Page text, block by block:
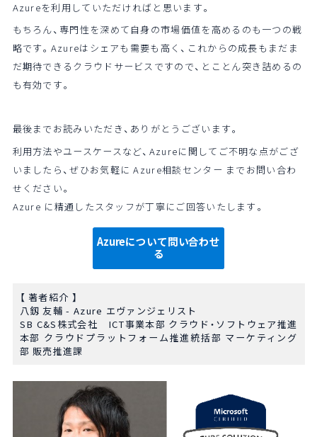
Azureを利用していただければと思います。
もちろん、専門性を深めて自身の市場価値を高めるのも一つの戦
略です。Azureはシェアも需要も高く、これからの成長もまだま
だ期待できるクラウドサービスですので、とことん突き詰めるの
も有効です。
最後までお読みいただき、ありがとうございます。
利用方法やユースケースなど、Azureに関してご不明な点がござ
いましたら、ぜひお気軽に Azure相談センター までお問い合わ
せください。
Azure に精通したスタッフが丁寧にご回答いたします。
Azureについて問い合わせ
る
【 著者紹介 】
八釼 友輔 - Azure エヴァンジェリスト
SB C&S 株式会社 ICT事業本部 クラウド・ソフトウェア推進
本部 クラウドプラットフォーム推進統括部 マーケティング
部 販売推進課